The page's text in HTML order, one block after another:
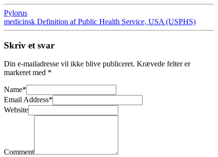
Pylorus
medicinsk Definition af Public Health Service, USA (USPHS)
Skriv et svar
Din e-mailadresse vil ikke blive publiceret. Krævede felter er
markeret med *
Name*
Email Address*
Website
Comment